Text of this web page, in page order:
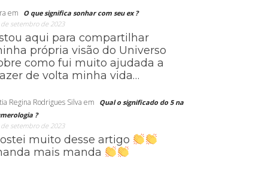
em
O que significa sonhar com seu ex ?
de setembro de 2023
aqui para compartilhar
própria visão do Universo
como fui muito ajudada a
de volta minha vida…
Regina Rodrigues Silva em
Qual o significado do 5 na
?
de setembro de 2023
muito desse artigo
mais manda